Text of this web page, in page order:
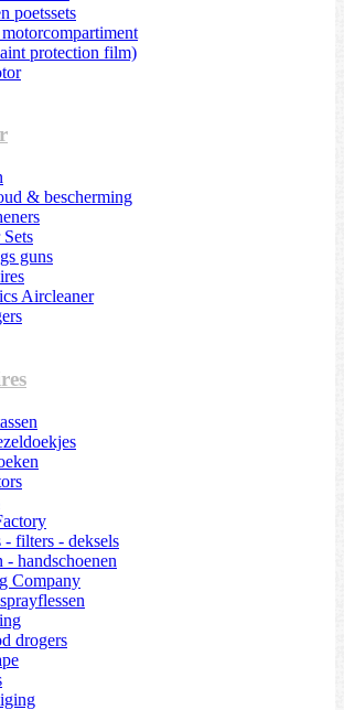
poetssets
protection film)
& bescherming
guns
Aircleaner
- filters - deksels
- handschoenen
Company
drogers